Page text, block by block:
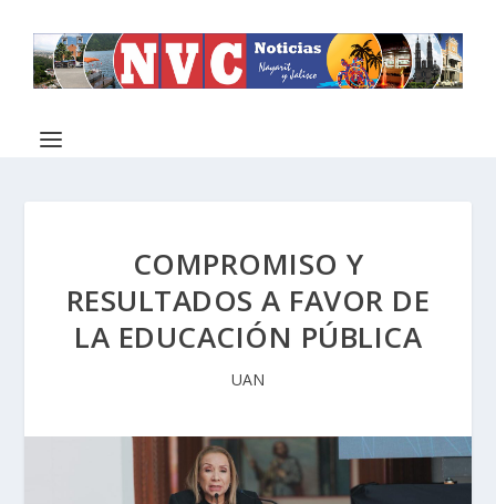
COMPROMISO Y
RESULTADOS A FAVOR DE
LA EDUCACIÓN PÚBLICA
UAN